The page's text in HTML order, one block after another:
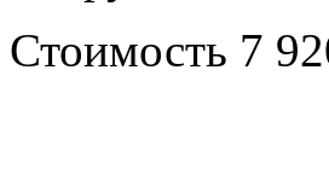
Стоимость 7